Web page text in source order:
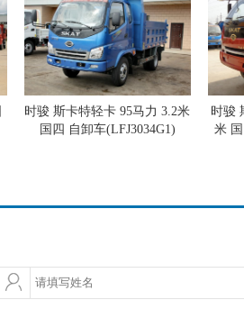
时骏 斯卡特轻卡 95马力 3.2米
国四 自卸车(LFJ3034G1)
时骏
米